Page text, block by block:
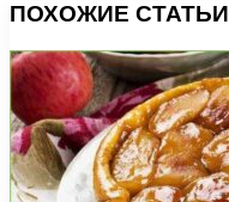
ПОХОЖИЕ СТАТЬИ